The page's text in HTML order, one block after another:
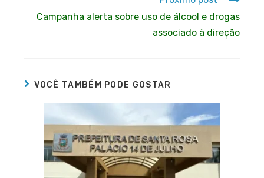
Campanha alerta sobre uso de álcool e drogas
associado à direção
VOCÊ TAMBÉM PODE GOSTAR